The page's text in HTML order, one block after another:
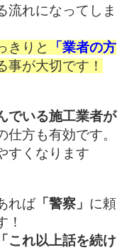
流れになってしま
きりと
「業者の方
事が大切です！
でいる施工業者が
仕方も有効です。
すくなります
れば「警察」 に頼
！
「これ以上話を続け